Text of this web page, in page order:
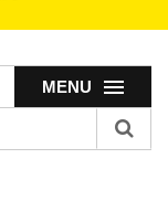
MENU